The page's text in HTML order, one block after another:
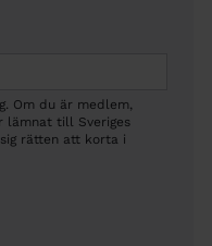
Om du är medlem,
lämnat till Sveriges
rätten att korta i